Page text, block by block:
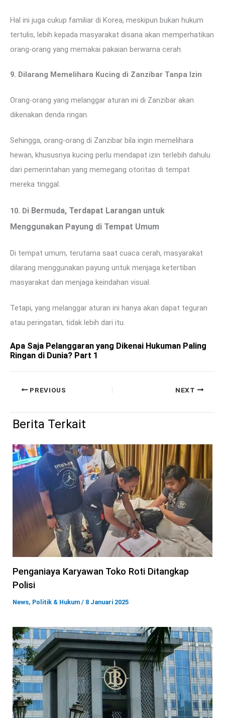
Hal ini juga cukup familiar di Korea, meskipun bukan hukum
tertulis, lebih kepada masyarakat disana akan memperhatikan
orang-orang yang memakai pakaian berwarna cerah.
9. Dilarang Memelihara Kucing di Zanzibar Tanpa Izin
Orang-orang yang melanggar aturan ini di Zanzibar akan
dikenakan denda ringan.
Sehingga, orang-orang di Zanzibar bila ingin memelihara
hewan, khususnya kucing perlu mendapat izin terlebih dahulu
dari pemerintahan yang memegang otoritas di tempat
mereka tinggal.
10. Di Bermuda, Terdapat Larangan untuk
Menggunakan Payung di Tempat Umum
Di tempat umum, terutama saat cuaca cerah, masyarakat
dilarang menggunakan payung untuk menjaga ketertiban
masyarakat dan menjaga keindahan visual.
Tetapi, yang melanggar aturan ini hanya akan dapat teguran
atau peringatan, tidak lebih dari itu.
Apa Saja Pelanggaran yang Dikenai Hukuman Paling
Ringan di Dunia? Part 1
PREVIOUS NEXT
Berita Terkait
Penganiaya Karyawan Toko Roti Ditangkap
Polisi
News, Politik & Hukum / 8 Januari 2025